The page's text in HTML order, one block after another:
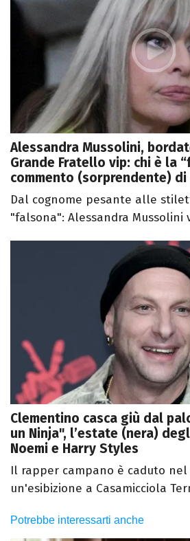
Alessandra Mussolini,
Grande Fratello vip: chi è la
commento (sorprendente) di
Dal cognome pesante alle
"falsona": Alessandra Mussolini
Clementino casca giù dal
un Ninja", l’estate (nera)
Noemi e Harry Styles
Il rapper campano è caduto nel
un'esibizione a Casamicciola